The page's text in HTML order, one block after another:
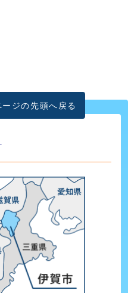
ージの先頭へ戻る